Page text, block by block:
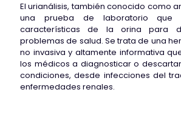
El urianálisis, también conocido como
una prueba de laboratorio que
características de la orina para
problemas de salud. Se trata de una
no invasiva y altamente informativa
los médicos a diagnosticar o
condiciones, desde infecciones del
enfermedades renales.